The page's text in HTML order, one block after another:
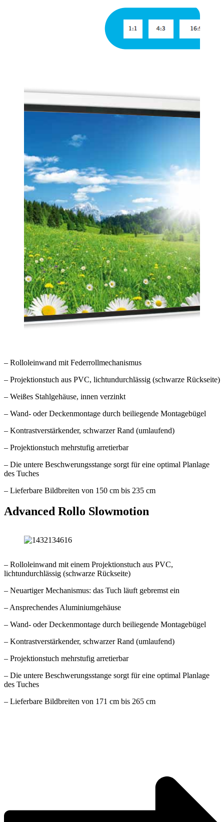
– Rolloleinwand mit Federrollmechanismus
– Projektionstuch aus PVC, lichtundurchlässig (schwarze Rückseite)
– Weißes Stahlgehäuse, innen verzinkt
– Wand- oder Deckenmontage durch beiliegende Montagebügel
– Kontrastverstärkender, schwarzer Rand (umlaufend)
– Projektionstuch mehrstufig arretierbar
– Die untere Beschwerungsstange sorgt für eine optimal Planlage
des Tuches
– Lieferbare Bildbreiten von 150 cm bis 235 cm
Advanced Rollo Slowmotion
– Rolloleinwand mit einem Projektionstuch aus PVC,
lichtundurchlässig (schwarze Rückseite)
– Neuartiger Mechanismus: das Tuch läuft gebremst ein
– Ansprechendes Aluminiumgehäuse
– Wand- oder Deckenmontage durch beiliegende Montagebügel
– Kontrastverstärkender, schwarzer Rand (umlaufend)
– Projektionstuch mehrstufig arretierbar
– Die untere Beschwerungsstange sorgt für eine optimal Planlage
des Tuches
– Lieferbare Bildbreiten von 171 cm bis 265 cm